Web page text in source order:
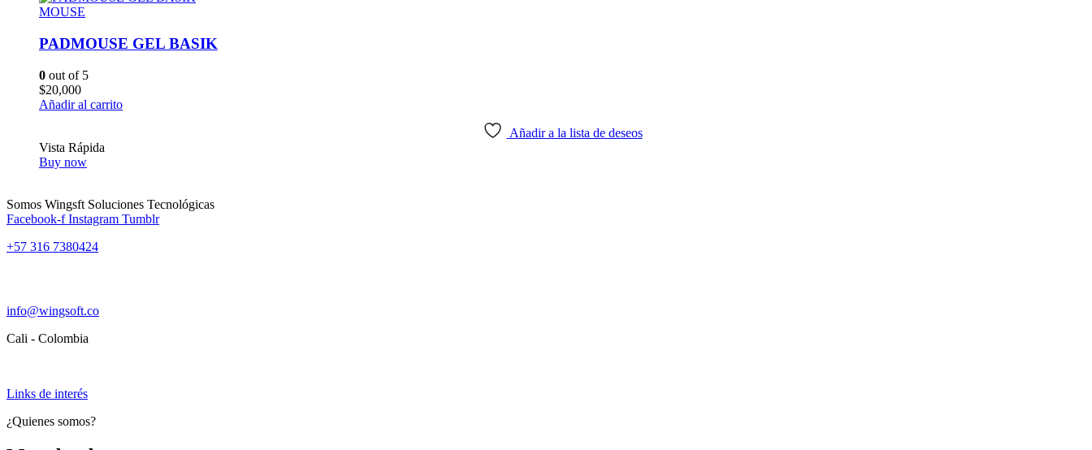
MOUSE
PADMOUSE GEL BASIK
0 out of 5
$20,000
Añadir al carrito
Añadir a la lista de deseos
Vista Rápida
Buy now
Somos Wingsft Soluciones Tecnológicas
Facebook-f Instagram Tumblr
+57 316 7380424
info@wingsoft.co
Cali - Colombia
Links de interés
¿Quienes somos?